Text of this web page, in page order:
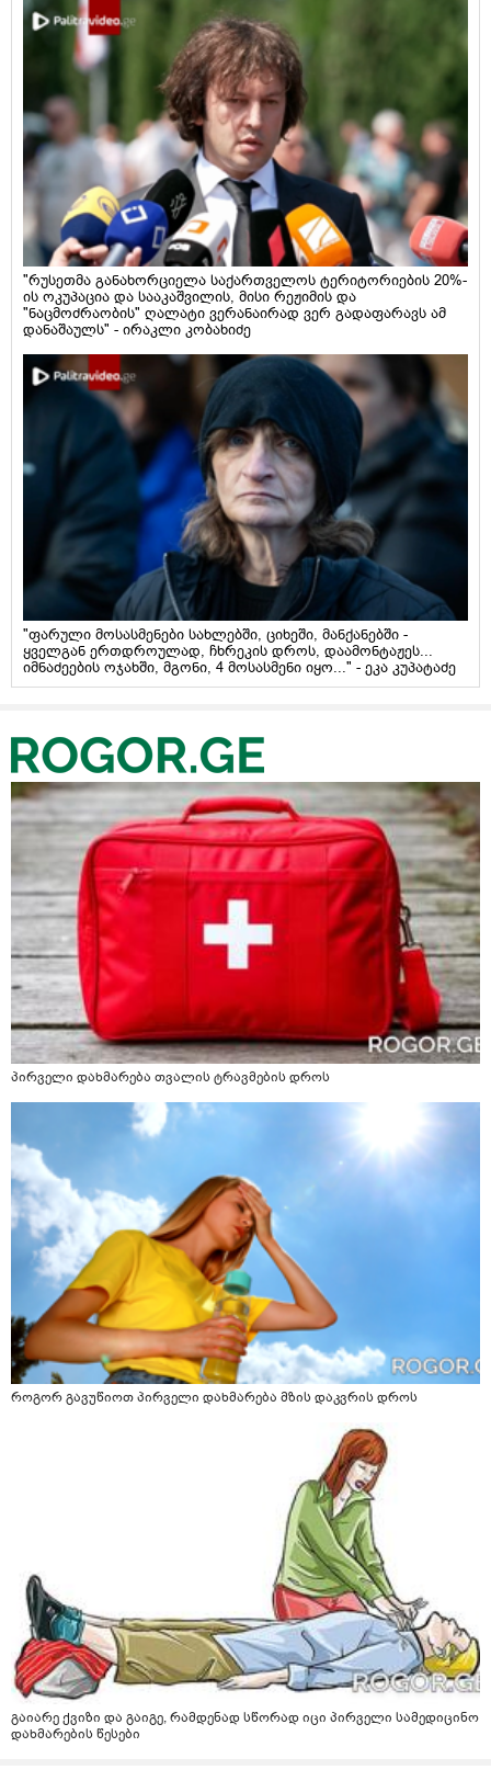
"რუსეთმა განახორციელა საქართველოს ტერიტორიების 20%-
ის ოკუპაცია და სააკაშვილის, მისი რეჟიმის და
"ნაცმოძრაობის" ღალატი ვერანაირად ვერ გადაფარავს ამ
დანაშაულს" - ირაკლი კობახიძე
"ფარული მოსასმენები სახლებში, ციხეში, მანქანებში -
ყველგან ერთდროულად, ჩხრეკის დროს, დაამონტაჟეს...
იმნაძეების ოჯახში, მგონი, 4 მოსასმენი იყო..." - ეკა კუპატაძე
პირველი დახმარება თვალის ტრავმების დროს
როგორ გავუწიოთ პირველი დახმარება მზის დაკვრის დროს
გაიარე ქვიზი და გაიგე, რამდენად სწორად იცი პირველი სამედიცინო
დახმარების წესები